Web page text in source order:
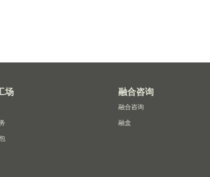
场 融合咨询
融合咨询
融盒